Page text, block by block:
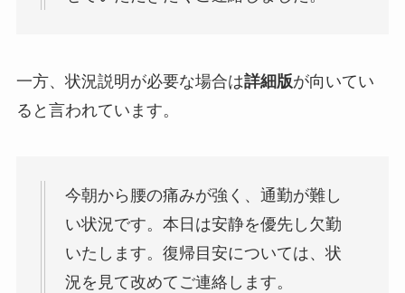
一方、状況説明が必要な場合は詳細版が向いてい
ると言われています。
今朝から腰の痛みが強く、通勤が難し
い状況です。本日は安静を優先し欠勤
いたします。復帰目安については、状
況を見て改めてご連絡します。